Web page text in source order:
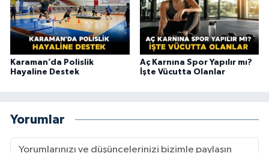
Karaman’da Polislik
Hayaline Destek
Aç Karnına Spor Yapılır mı?
İşte Vücutta Olanlar
Yorumlar